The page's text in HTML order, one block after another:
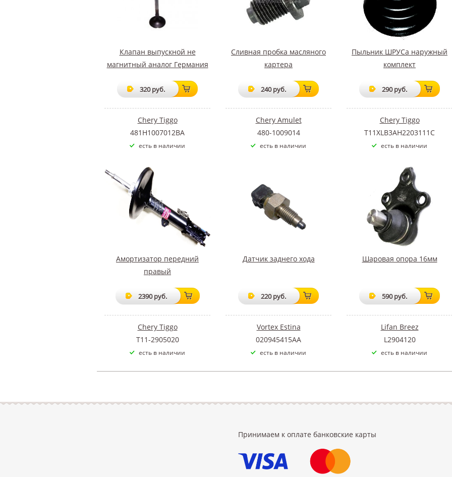
Клапан выпускной не
магнитный аналог Германия
320 руб.
Chery Tiggo
481H1007012BA
есть в наличии
Сливная пробка масляного
картера
240 руб.
Chery Amulet
480-1009014
есть в наличии
Пыльник ШРУСа наружный
комплект
290 руб.
Chery Tiggo
T11XLB3AH2203111C
есть в наличии
Амортизатор передний
правый
2390 руб.
Chery Tiggo
T11-2905020
есть в наличии
Датчик заднего хода
220 руб.
Vortex Estina
020945415AA
есть в наличии
Шаровая опора 16мм
590 руб.
Lifan Breez
L2904120
есть в наличии
Принимаем к оплате банковские карты